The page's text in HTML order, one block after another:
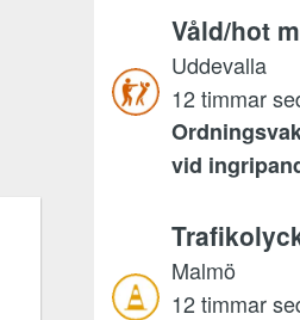
Våld/hot
Uddevalla
12 timmar
vid
Malmö
12 timmar